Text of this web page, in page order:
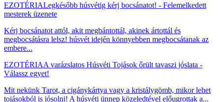
EZOTÉRIALegkésőbb húsvétig kérj bocsánatot! - Felemelkedett
mesterek üzenete
Kérj bocsánatot attól, akit megbántottál, akinek ártottál és
megbocsátásra lelsz! húsvét idején könnyebben megbocsátanak az
embere...
EZOTÉRIAA varázslatos Húsvéti Tojások őrült tavaszi jóslata -
Válassz egyet!
Mit nekünk Tarot, a cigánykártya vagy a kristálygömb, mikor lehet
tojásokból is jósolni! A húsvéti ünnep közeledtével előugrottak a...